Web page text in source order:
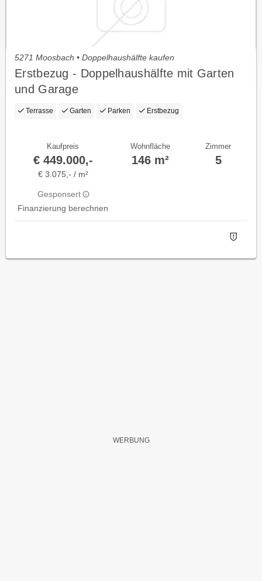
5271 Moosbach • Doppelhaushälfte kaufen
Erstbezug - Doppelhaushälfte mit Garten
und Garage
Terrasse Garten Parken Erstbezug
Kaufpreis
€ 449.000,-
€ 3.075,- / m²
Gesponsert
Finanzierung berechnen
Wohnfläche
146 m²
Zimmer
5